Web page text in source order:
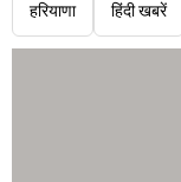
हरियाणा हिंदी खबरें